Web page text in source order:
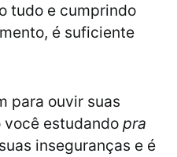
tudo e cumprindo
é suficiente
para ouvir suas
você estudando pra
inseguranças e é